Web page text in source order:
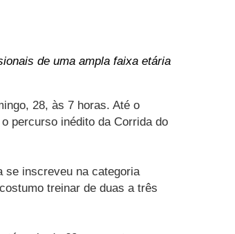
de uma ampla faixa etária
28, às 7 horas. Até o
percurso inédito da Corrida do
se inscreveu na categoria
treinar de duas a três